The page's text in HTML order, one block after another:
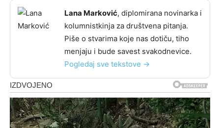
Lana Marković, diplomirana novinarka i
kolumnistkinja za društvena pitanja.
Piše o stvarima koje nas dotiču, tiho
menjaju i bude savest svakodnevice.
Pogledaj sve tekstove →